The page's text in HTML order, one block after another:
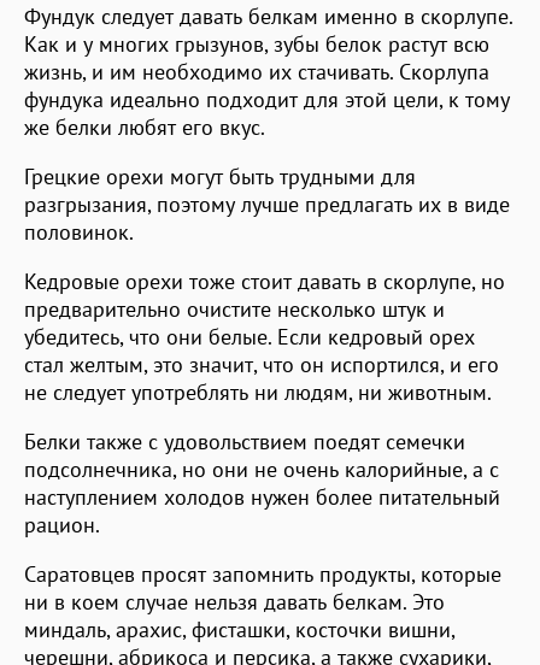
Фундук следует давать белкам именно в скорлупе.
Как и у многих грызунов, зубы белок растут всю
жизнь, и им необходимо их стачивать. Скорлупа
фундука идеально подходит для этой цели, к тому
же белки любят его вкус.
Грецкие орехи могут быть трудными для
разгрызания, поэтому лучше предлагать их в виде
половинок.
Кедровые орехи тоже стоит давать в скорлупе, но
предварительно очистите несколько штук и
убедитесь, что они белые. Если кедровый орех
стал желтым, это значит, что он испортился, и его
не следует употреблять ни людям, ни животным.
Белки также с удовольствием поедят семечки
подсолнечника, но они не очень калорийные, а с
наступлением холодов нужен более питательный
рацион.
Саратовцев просят запомнить продукты, которые
ни в коем случае нельзя давать белкам. Это
миндаль, арахис, фисташки, косточки вишни,
черешни, абрикоса и персика, а также сухарики,